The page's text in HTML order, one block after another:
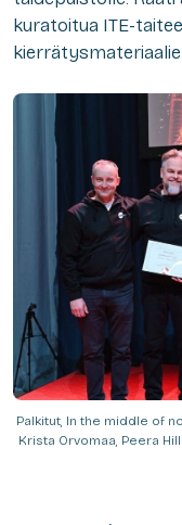
kuratoitua ITE-
Palkitut, In the middle of
Krista Orvomaa, Peera